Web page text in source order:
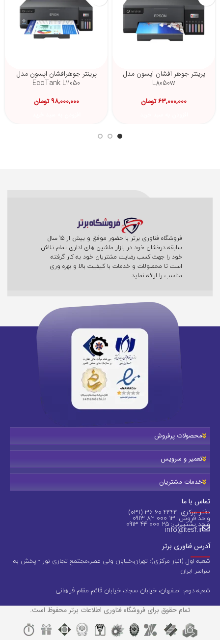
پرینتر جوهر افشان اپسون مدل
L8050w
۶۳,۰۰۰,۰۰۰تومان
پرینتر جوهرافشان اپسون مدل
EcoTank L11050
۹۸,۰۰۰,۰۰۰ تومان
فروشگاه فناوری برتر با حضور موفق و بیش از 15 سال
سابقه درخشان خود در بازار ماشین های اداری تمام تلاش
خود را جهت کسب رضایت مشتریان خود به کار گرفته
است تا محصولات و خدمات با کیفیت بالا و بهره وری
مناسب را ارائه نماید.
محصولات پرفروش
تعمیر و سرویس
خدمات مشتریان
تماس با ما
دفتر مرکزی: 4444 60 36 (031)
واحد فروش: 13 000 82 0913
واحد پشتیبانی: 25 000 44 0913
info@itesf.ir
آدرس فناوری برتر
شعبه اول (انبار مرکزی): تهران،خیابان ولی عصر،مجتمع تجاری نور - پخش به
سراسر ایران
شعبه دوم: اصفهان، خیابان سجاد، خیابان قائم مقام فراهانی
تمام حقوق برای فروشگاه فناوری اطلاعات برتر محفوظ است.